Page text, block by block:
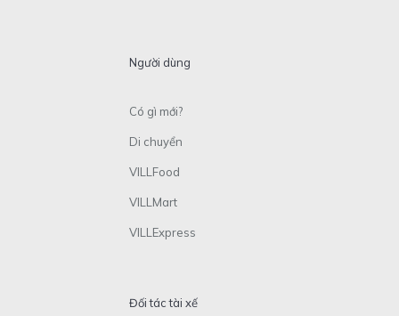
Người dùng
Có gì mới?
Di chuyển
VILLFood
VILLMart
VILLExpress
Đối tác tài xế